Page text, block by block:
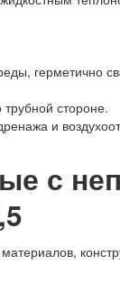
герметично
стороне.
и
с